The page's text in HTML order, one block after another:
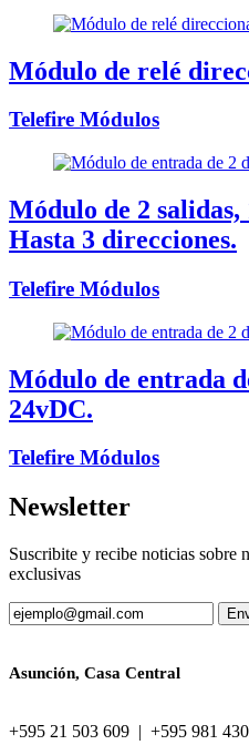
Módulo de relé
Telefire Módulos
Módulo de 2
Hasta 3 direcciones.
Telefire Módulos
Módulo de entrada
24vDC.
Telefire Módulos
Newsletter
Suscribite y recibe noticias sobre
exclusivas
Asunción, Casa Central
+595 21 503 609 | +595 981